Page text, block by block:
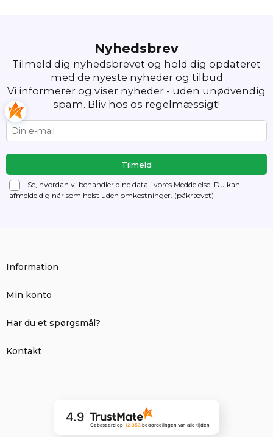
Nyhedsbrev
Tilmeld dig nyhedsbrevet og hold dig opdateret
med de nyeste nyheder og tilbud
Vi informerer og viser nyheder - uden unødvendig
spam. Bliv hos os regelmæssigt!
Se, hvordan vi behandler dine data i vores Meddelelse. Du kan
afmelde dig når som helst uden omkostninger. (påkrævet)
Information
Min konto
Har du et spørgsmål?
Kontakt
4.9
Gebaseerd op 12 353 beoordelingenvan alle tijden